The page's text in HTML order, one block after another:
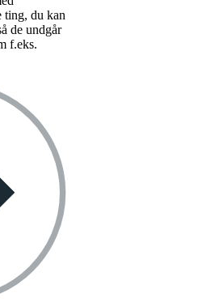
ting, du kan
de undgår
f.eks.